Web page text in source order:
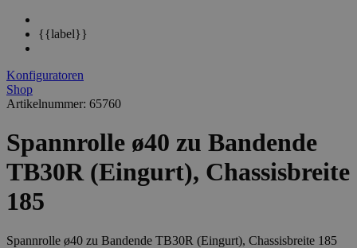
{{label}}
Konfiguratoren
Shop
Artikelnummer: 65760
Spannrolle ø40 zu Bandende
TB30R (Eingurt), Chassisbreite
185
Spannrolle ø40 zu Bandende TB30R (Eingurt), Chassisbreite 185